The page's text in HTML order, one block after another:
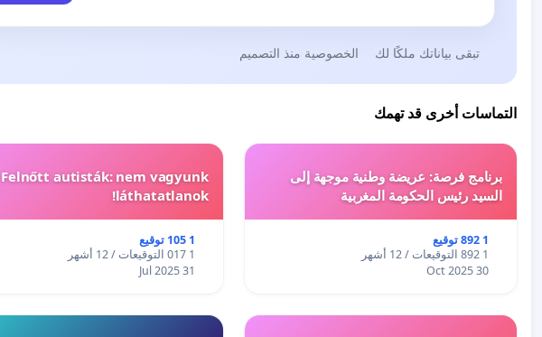
تبقى بياناتك ملكًا لك الخصوصية منذ التصميم
التماسات أخرى قد تهمك
برنامج فرصة: عريضة وطنية موجهة إلى
السيد رئيس الحكومة المغربية
1 892 توقيع
1 892 التوقيعات / 12 أشهر
30 Oct 2025
Felnőtt autisták: nem vagyunk
láthatatlanok!
1 105 توقيع
1 017 التوقيعات / 12 أشهر
31 Jul 2025